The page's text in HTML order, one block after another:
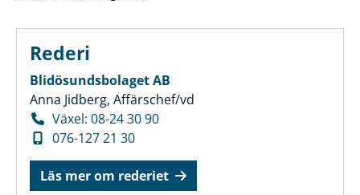
Rederi
Blidösundsbolaget AB
Anna Jidberg, Affärschef/vd
Växel: 08-24 30 90
076-127 21 30
Läs mer om rederiet